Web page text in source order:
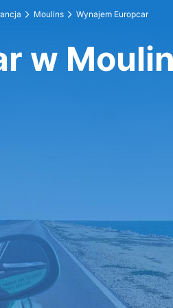
Moulins Wynajem Europcar
w